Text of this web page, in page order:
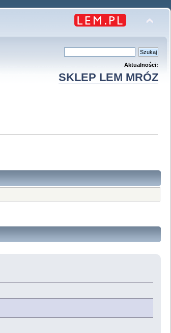
Aktualności:
SKLEP LEM MRÓZ